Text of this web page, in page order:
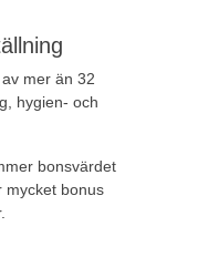
mer än 32
hygien- och
bonsvärdet
mycket bonus